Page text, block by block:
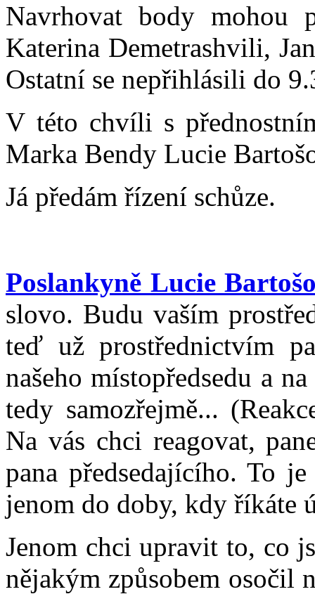
Navrhovat body mohou
Katerina Demetrashvili,
Ostatní se nepřihlásili do
V této chvíli s
Marka Bendy Lucie
Já předám řízení schůze.
Poslankyně Lucie
slovo. Budu vaším
teď už prostřednictvím
našeho místopředsedu a
tedy samozřejmě...
Na vás chci reagovat,
pana předsedajícího. To
jenom do doby, kdy říkáte
Jenom chci upravit to, co
nějakým způsobem osočil